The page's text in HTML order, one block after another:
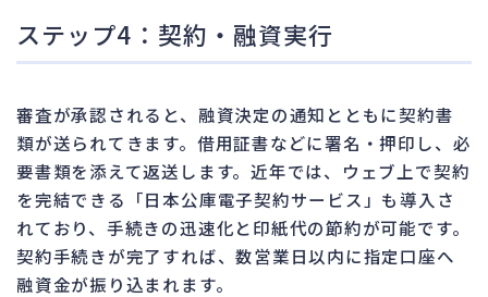
ステップ4：契約・融資実行
審査が承認されると、融資決定の通知とともに契約書
類が送られてきます。借用証書などに署名・押印し、必
要書類を添えて返送します。近年では、ウェブ上で契約
を完結できる「日本公庫電子契約サービス」も導入さ
れており、手続きの迅速化と印紙代の節約が可能です。
契約手続きが完了すれば、数営業日以内に指定口座へ
融資金が振り込まれます。